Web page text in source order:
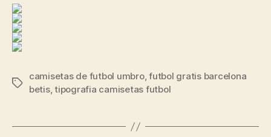
Etiquetas
camisetas de futbol umbro,futbol gratis barcelona
betis,tipografia camisetas futbol